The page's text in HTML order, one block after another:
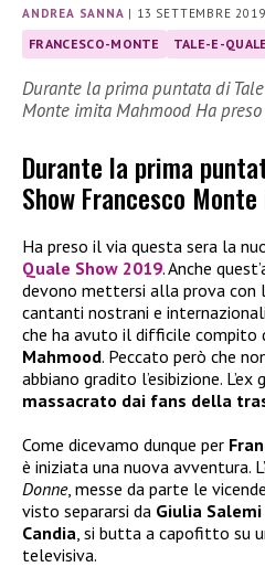
ANDREA SANNA | 13 SETTEMBRE 2019
FRANCESCO-MONTE TALE-E-
Durante la prima puntata di
Monte imita Mahmood Ha
Durante la prima
Show Francesco
Ha preso il via questa sera la
Quale Show 2019. Anche
devono mettersi alla prova con
cantanti nostrani e
che ha avuto il difficile compito
Mahmood. Peccato però che
abbiano gradito l’esibizione. L’ex
massacrato dai fans della
Come dicevamo dunque per
è iniziata una nuova avventura.
Donne, messe da parte le
visto separarsi da Giulia Salemi
Candia , si butta a capofitto su
televisiva.